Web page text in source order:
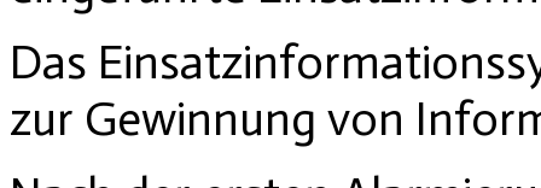
Das
zur Gewinnung von